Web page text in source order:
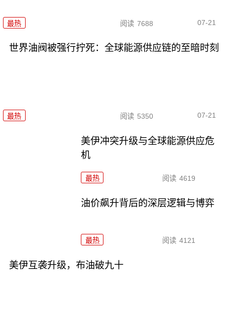
最热 阅读 7688 07-21
世界油阀被强行拧死：全球能源供应链的至暗时刻
最热 阅读 5350 07-21
美伊冲突升级与全球能源供应危
机
最热 阅读 4619
油价飙升背后的深层逻辑与博弈
最热 阅读 4121
美伊互袭升级，布油破九十